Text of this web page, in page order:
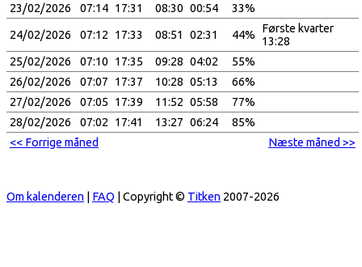
23/02/2026
07:14 17:31 08:30 00:54 33%
24/02/2026 07:12 17:33 08:51 02:31 44%
Første kvarter
13:28
25/02/2026
07:10 17:35 09:28 04:02
55%
26/02/2026
07:07 17:37 10:28 05:13
66%
27/02/2026
07:05 17:39 11:52 05:58
77%
28/02/2026
07:02 17:41 13:27 06:24
85%
<< Forrige måned
Næste måned >>
Om kalenderen| FAQ | Copyright © Titken2007-2026